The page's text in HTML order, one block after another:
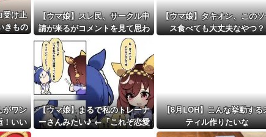
ア「AIで仕事がつまらなくなっ...
ーケと完凸シャカール、中距離先行編成...
放が今後2か月置きに実装予定！第...
受け止
もの
【ウマ娘】スレ民、サークル申
請が来るがコメントを見て思わ
ず拒否してしまう
【ウマ娘】タキオン、この
ス食べても大丈夫なやつ？
がワン
！いい
【ウマ娘】まるで私のトレーナ
ーさんみたい♪ ←「これぞ恋愛
【8月LOH】こんな挙動する
ティル作りたいな